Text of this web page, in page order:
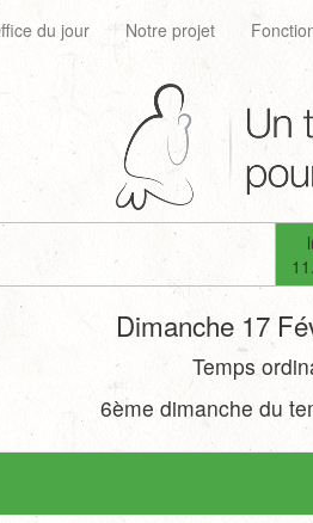
du jour Notre projet
Dimanche 17
Temps
6ème dimanche du